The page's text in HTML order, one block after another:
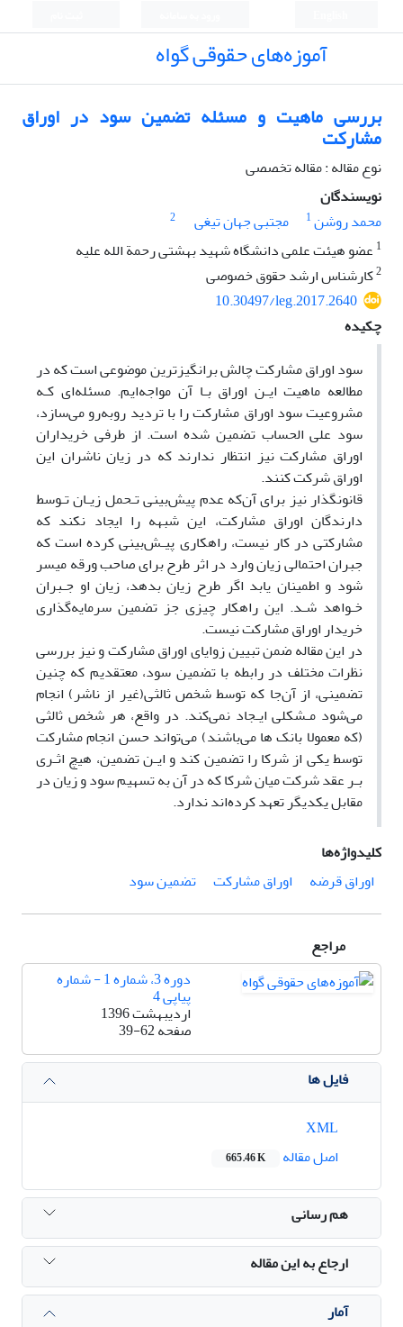
آموزه‌های حقوقی گواه
بررسی ماهیت و مسئله تضمین سود در اوراق
مشارکت
نوع مقاله : مقاله تخصصی
نویسندگان
محمد روشن1 مجتبی جهان تیغی
2
1 عضو هیئت علمی دانشگاه شهید بهشتی رحمة الله علیه
2کارشناس ارشد حقوق خصوصی
10.30497/leg.2017.2640
چکیده
سود اوراق‌ مشارکت چالش ‌برانگیزترین موضوعی است که در
مطالعه ماهیت ایـن اوراق بـا آن مواجه‌ایم. مسئله‌ای کـه
مشروعیت سود اوراق مشارکت را با تردید روبه‌رو می‌سازد،
سود علی الحساب تضمین شده است. از طرفی خریداران
اوراق مشارکت نیز انتظار ندارند که در زیان ناشران این
اوراق‌ شرکت کنند.
قانونگذار نیز برای ‌‌آن‌که‌ عدم پیش‌بینی تـحمل زیـان تـوسط
دارندگان اوراق‌ مشارکت، این شبهه را ایجاد نکند که
مشارکتی‌ در‌ کار‌ نیست، راهکاری پیـش‌بینی کرده است که‌
جبران احتمالی زیان وارد در اثر طرح برای صاحب ورقه میسر‌
شود و اطمینان یابد اگر طرح‌ زیان بدهد، زیان او جـبران
خـواهد شـد. این راهکار چیزی‌ جز تضمین سرمایه‌گذاری
خریدار اوراق‌ مشارکت‌ نیست.
در این مقاله ضمن تبیین زوایای اوراق مشارکت و نیز بررسی
نظرات مختلف در رابطه با تضمین سود، معتقدیم که چنین‌
تضمینی، از آن‌جا که توسط شخص ثالثی(غیر از ناشر) انجام
می‌شود مـشکلی ایـجاد نمی‌کند. در واقع، هر شخص ثالثی
(که معمولا بانک ها می‌باشند) می‌تواند حسن‌ انجام‌ مشارکت
توسط یکی از شرکا را تضمین کند و ایـن‌ تضمین، هیچ اثـری
بـر عقد شرکت میان شرکا که در آن به تسهیم سود و زیان در
مقابل یکدیگر تعهد کرده‌اند ندارد.
کلیدواژه‌ها
اوراق قرضه
اوراق مشارکت تضمین سود
مراجع
دوره 3، شماره 1 - شماره
پیاپی 4
اردیبهشت 1396
صفحه39-62
فایل ها
اصل مقاله
665.46 K
هم رسانی
ارجاع به این مقاله
آمار